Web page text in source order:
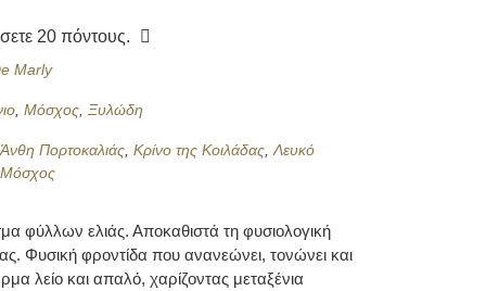
20 πόντους.
Marly
,Μόσχος,Ξυλώδη
Άνθη Πορτοκαλιάς,Κρίνο της Κοιλάδας,Λευκό
Μόσχος
φύλλων ελιάς. Αποκαθιστά τη φυσιολογική
Φυσική φροντίδα που ανανεώνει, τονώνει και
λείο και απαλό, χαρίζοντας μεταξένια